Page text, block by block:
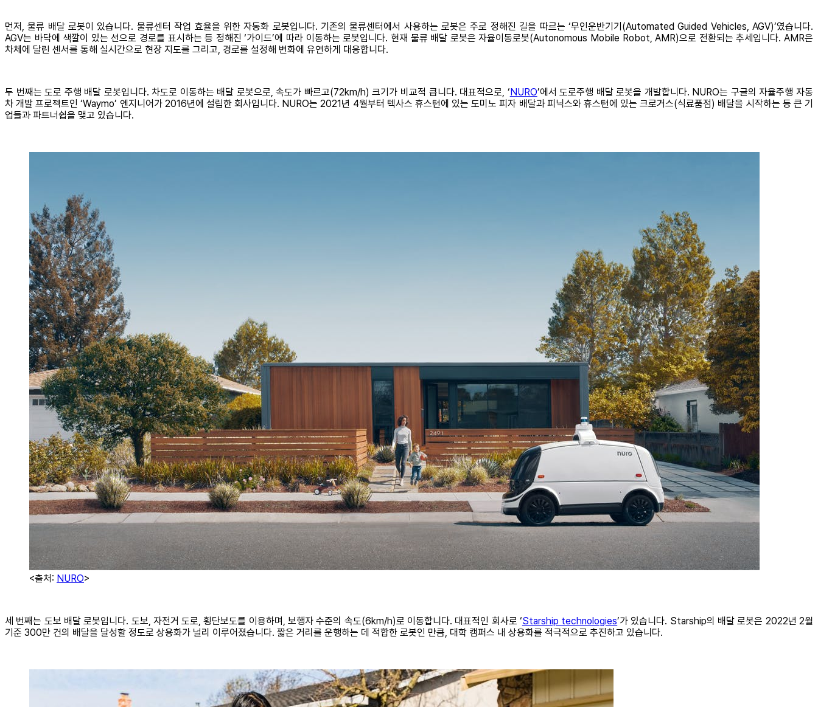
먼저, 물류 배달 로봇이 있습니다. 물류센터 작업 효율을 위한 자동화 로봇입니다. 기존의 물류센터에서 사용하는 로봇은 주로 정해진 길을 따르는 ‘무인운반기기(Automated Guided Vehicles, AGV)’였습니다.
AGV는 바닥에 색깔이 있는 선으로 경로를 표시하는 등 정해진 ‘가이드’에 따라 이동하는 로봇입니다. 현재 물류 배달 로봇은 자율이동로봇(Autonomous Mobile Robot, AMR)으로 전환되는 추세입니다. AMR은
차체에 달린 센서를 통해 실시간으로 현장 지도를 그리고, 경로를 설정해 변화에 유연하게 대응합니다.
두 번째는 도로 주행 배달 로봇입니다. 차도로 이동하는 배달 로봇으로, 속도가 빠르고(72km/h) 크기가 비교적 큽니다. 대표적으로, ‘ NURO’에서 도로주행 배달 로봇을 개발합니다. NURO는 구글의 자율주행 자동
차 개발 프로젝트인 ‘Waymo’ 엔지니어가 2016년에 설립한 회사입니다. NURO는 2021년 4월부터 텍사스 휴스턴에 있는 도미노 피자 배달과 피닉스와 휴스턴에 있는 크로거스(식료품점) 배달을 시작하는 등 큰 기
업들과 파트너쉽을 맺고 있습니다.
<출처: NURO>
세 번째는 도보 배달 로봇입니다. 도보, 자전거 도로, 횡단보도를 이용하며, 보행자 수준의 속도(6km/h)로 이동합니다. 대표적인 회사로 ‘Starship technologies’가 있습니다. Starship의 배달 로봇은 2022년 2월
기준 300만 건의 배달을 달성할 정도로 상용화가 널리 이루어졌습니다. 짧은 거리를 운행하는 데 적합한 로봇인 만큼, 대학 캠퍼스 내 상용화를 적극적으로 추진하고 있습니다.